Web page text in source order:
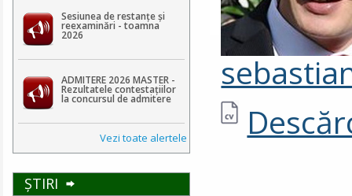
Sesiunea de restanțe și
reexaminări - toamna
2026
ADMITERE 2026 MASTER -
Rezultatele contestaţiilor
la concursul de admitere
Vezi toate alertele
ŞTIRI